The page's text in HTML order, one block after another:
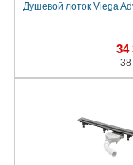
Душевой лоток Viega
34
38